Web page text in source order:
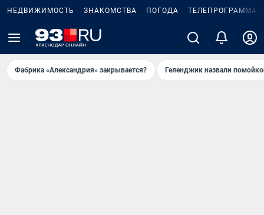
НЕДВИЖИМОСТЬ ЗНАКОМСТВА ПОГОДА ТЕЛЕПРОГРАММА
Фабрика «Александрия» закрывается? Геленджик назвали